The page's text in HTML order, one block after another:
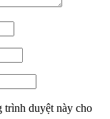
trình duyệt này cho